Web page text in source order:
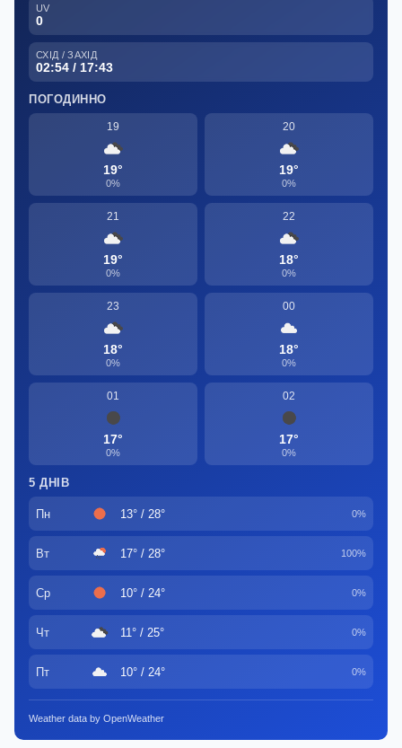
UV
0
СХІД / ЗАХІД
02:54 / 17:43
ПОГОДИННО
19
19°
0%
20
19°
0%
21
19°
0%
22
18°
0%
23
18°
0%
00
18°
0%
01
17°
0%
02
17°
0%
5 ДНІВ
Пн 13° / 28° 0%
Вт 17° / 28° 100%
Ср 10° / 24° 0%
Чт 11° / 25° 0%
Пт 10° / 24° 0%
Weather data by OpenWeather